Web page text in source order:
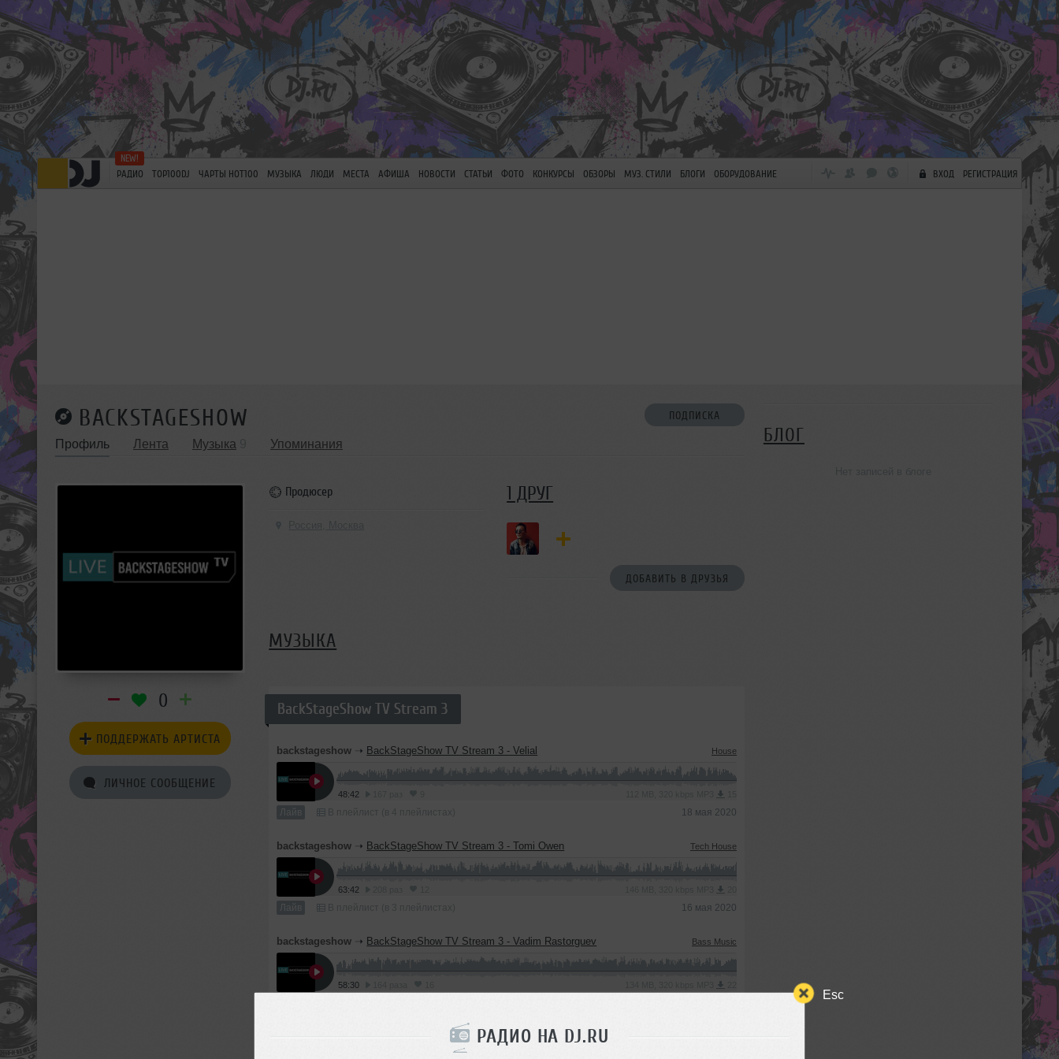
Esc
РАДИО НА DJ.RU
РАДИО TOP100DJ ЧАРТЫ HOT100 МУЗЫКА ЛЮДИ МЕСТА АФИША НОВОСТИ СТАТЬИ ФОТО КОНКУРСЫ ОБЗОРЫ МУЗ. СТИЛИ БЛОГИ ОБОРУДОВАНИЕ ВХОД РЕГИСТРАЦИЯ
BACKSTAGESHOW ПОДПИСКА
Профиль Лента Музыка Упоминания
0
ПОДДЕРЖАТЬ АРТИСТА
ЛИЧНОЕ СООБЩЕНИЕ
Продюсер 1 ДРУГ
ДОБАВИТЬ В ДРУЗЬЯ
МУЗЫКА
BackStageShow TV Stream 3
backstageshow ➝ BackStageShow TV Stream 3 - Velial House
48:42
Лайв В плейлист (в 4 плейлистах) 18 мая 2020
backstageshow ➝ BackStageShow TV Stream 3 - Tomi Owen Tech House
63:42
Лайв В плейлист (в 3 плейлистах) 16 мая 2020
backstageshow ➝ BackStageShow TV Stream 3 - Vadim Rastorguev Bass Music
58:30
БЛОГ